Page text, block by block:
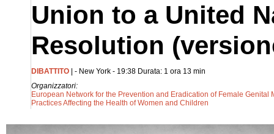
Union to a United
Resolution
DIBATTITO | - New York - 19:38 Durata: 1 ora 13 min
Organizzatori:
European Network for the Prevention and Eradication of Female Genital
Practices Affecting the Health of Women and Children